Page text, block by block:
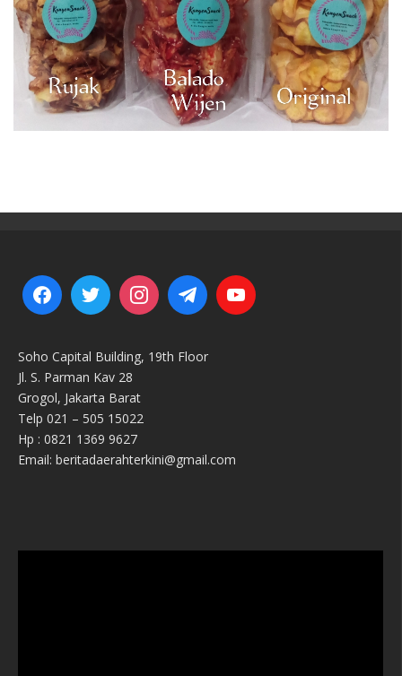
Soho Capital Building, 19th Floor
Jl. S. Parman Kav 28
Grogol, Jakarta Barat
Telp 021 – 505 15022
Hp : 0821 1369 9627
Email: beritadaerahterkini@gmail.com